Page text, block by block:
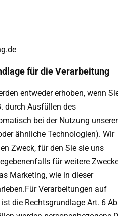
für die Verarbeitung
entweder erhoben, wenn
durch Ausfüllen des
bei der Nutzung unserer
ähnliche Technologien). Wir
Zweck, für den Sie sie uns
für weitere
Marketing, wie in dieser
Verarbeitungen auf
die Rechtsgrundlage Art. 6